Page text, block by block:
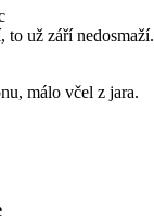
to už září nedosmaží.
málo včel z jara.